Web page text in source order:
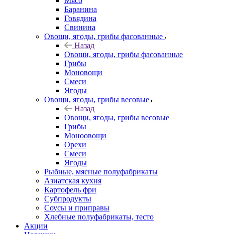
Баранина
Говядина
Свинина
Овощи, ягоды, грибы фасованные
Назад
Овощи, ягоды, грибы фасованные
Грибы
Моновощи
Смеси
Ягоды
Овощи, ягоды, грибы весовые
Назад
Овощи, ягоды, грибы весовые
Грибы
Моноовощи
Орехи
Смеси
Ягоды
Рыбные, мясные полуфабрикаты
Азиатская кухня
Картофель фри
Субпродукты
Соусы и приправы
Хлебные полуфабрикаты, тесто
Акции